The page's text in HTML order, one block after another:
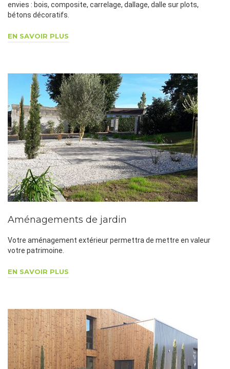
envies : bois, composite, carrelage, dallage, dalle sur plots,
bétons décoratifs.
EN SAVOIR PLUS
Aménagements de jardin
Votre aménagement extérieur permettra de mettre en valeur
votre patrimoine.
EN SAVOIR PLUS